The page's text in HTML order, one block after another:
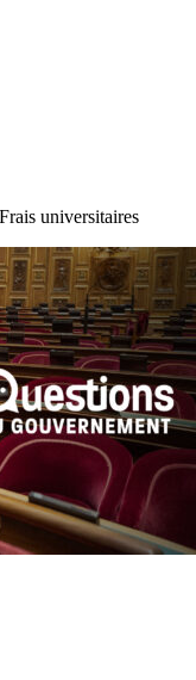
universitaires